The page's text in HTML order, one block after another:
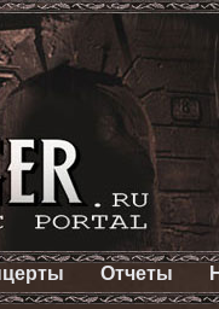
Отчеты